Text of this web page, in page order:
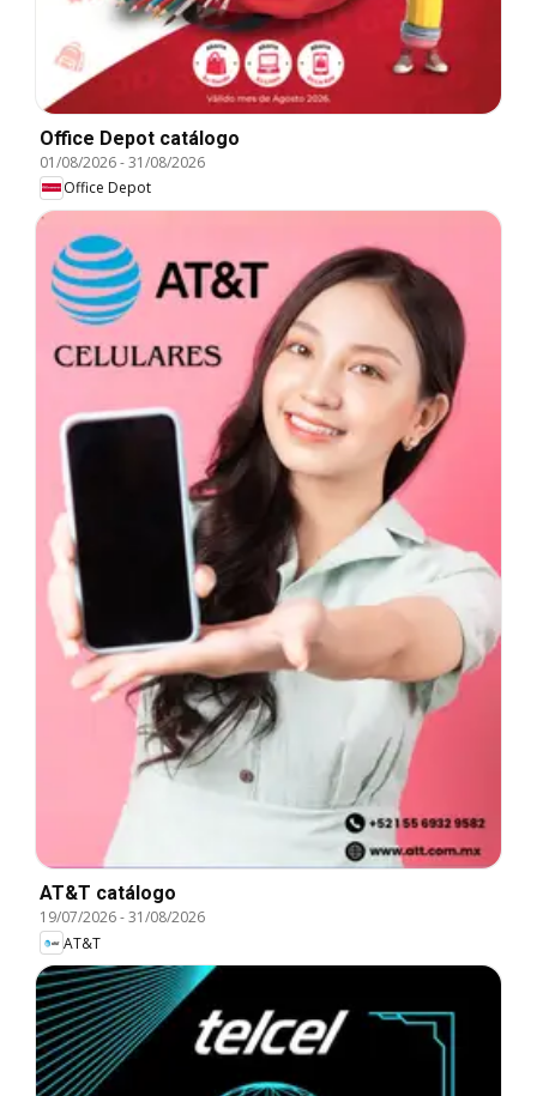
Office Depot catálogo
01/08/2026-31/08/2026
Office Depot
AT&T catálogo
19/07/2026-31/08/2026
AT&T